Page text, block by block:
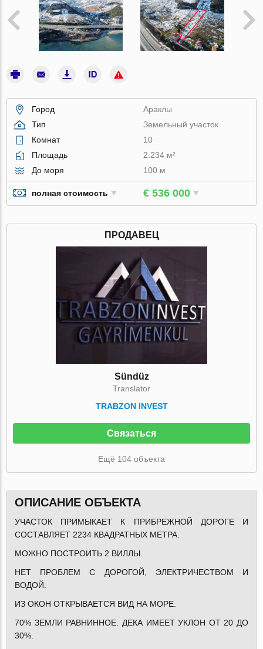
Город
Араклы
Тип
Земельный участок
Комнат
10
Площадь
2.234 м²
До моря
100 м
полная стоимость € 536 000
ПРОДАВЕЦ
Sündüz
Translator
TRABZON INVEST
Связаться
Ещё 104 объекта
ОПИСАНИЕ ОБЪЕКТА
УЧАСТОК ПРИМЫКАЕТ К ПРИБРЕЖНОЙ ДОРОГЕ И
СОСТАВЛЯЕТ 2234 КВАДРАТНЫХ МЕТРА.
МОЖНО ПОСТРОИТЬ 2 ВИЛЛЫ.
НЕТ ПРОБЛЕМ С ДОРОГОЙ, ЭЛЕКТРИЧЕСТВОМ И
ВОДОЙ.
ИЗ ОКОН ОТКРЫВАЕТСЯ ВИД НА МОРЕ.
70% ЗЕМЛИ РАВНИННОЕ. ДЕКА ИМЕЕТ УКЛОН ОТ 20 ДО
30%.